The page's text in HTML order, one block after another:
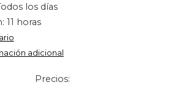
los días
11 horas
adicional
Precios: